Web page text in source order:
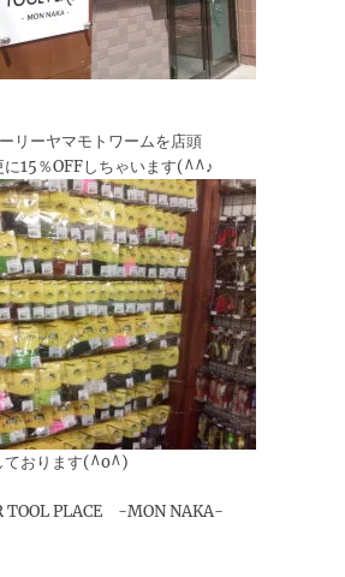
リーヤマモトワームを店頭
に15％OFFしちゃいます(^^♪
ております(^o^)
TOOL PLACE -MON NAKA-